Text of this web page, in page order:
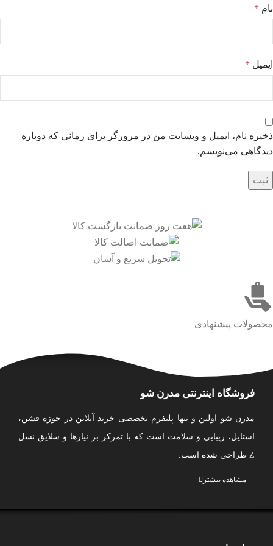
نام *
ایمیل *
ذخیره نام، ایمیل و وبسایت من در مرورگر برای زمانی که دوباره
دیدگاهی می‌نویسم.
محصولات پیشنهادی
فروشگاه اینترنتی مدرن شو
مدرن شو اولین و تنها پلتفرم تخصصی خرید آنلاین در حوزه فشن،
استایل، زیبایی و سلامت است که با تمرکز بر نیازها و سلایق نسل
Z طراحی شده است.
ما مجموعه‌ای متنوع و به‌ روز از پوشاک، کیف، اکسسوری، لوازم
مشاهده بیشتر